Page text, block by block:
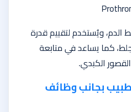
ويُستخدم لتقييم قدرة
كما يساعد في متابعة
الكبدي.
بجانب وظائف